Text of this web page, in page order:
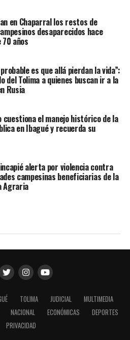
en Chaparral los restos de
desaparecidos hace
años
es que allá pierdan la vida”:
del Tolima a quienes buscan ir a la
Rusia
cuestiona el manejo histórico de la
en Ibagué y recuerda su
alerta por violencia contra
campesinas beneficiarias de la
Agraria
TOLIMA JUDICIAL
MULTIMEDIA
NACIONAL ECONÓMICAS
DEPORTES
PRIVACIDAD